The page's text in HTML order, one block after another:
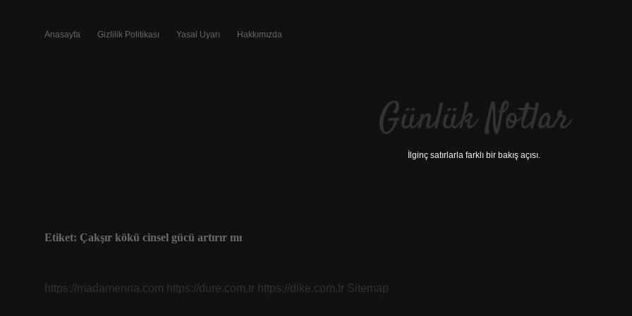
Anasayfa Gizlilik Politikası Yasal Uyarı Hakkımızda
Günlük Notlar
İlginç satırlarla farklı bir bakış açısı.
Etiket: Çakşır kökü cinsel gücü artırır mı
https://madamenna.com https://dure.com.tr https://dike.com.tr Sitemap